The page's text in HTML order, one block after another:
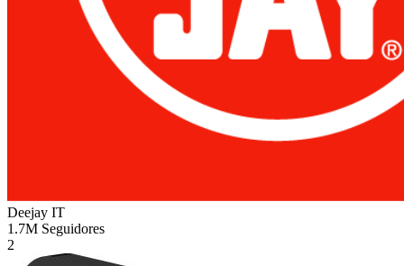
Deejay IT
1.7M Seguidores
2